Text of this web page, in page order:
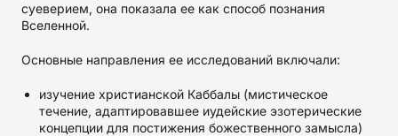
суеверием, она показала ее как способ познания
Вселенной.
Основные направления ее исследований включали:
изучение христианской Каббалы (мистическое
течение, адаптировавшее иудейские эзотерические
концепции для постижения божественного замысла)